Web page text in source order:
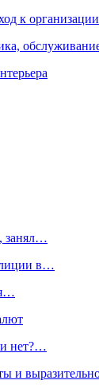
к
занял…
в…
нет?…
и